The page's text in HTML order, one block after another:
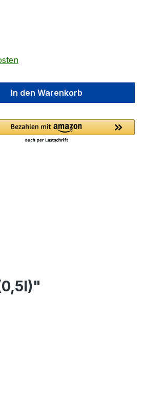
gewünschten Wert
In den Warenkorb